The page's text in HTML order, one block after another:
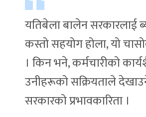
यतिबेला बालेन सरकारलाई
कस्तो सहयोग होला, यो
। किन भने, कर्मचारीको
उनीहरूको सक्रियताले
सरकारको प्रभावकारिता ।